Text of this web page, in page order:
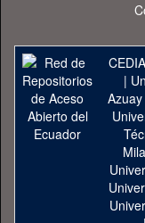
CEDIA
|
Azuay